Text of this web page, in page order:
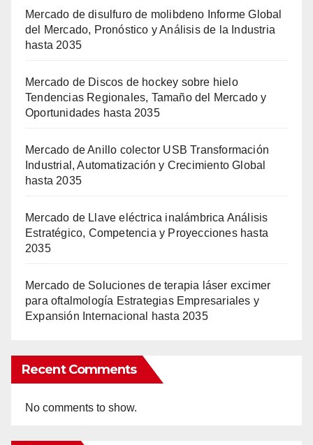
Mercado de disulfuro de molibdeno Informe Global
del Mercado, Pronóstico y Análisis de la Industria
hasta 2035
Mercado de Discos de hockey sobre hielo
Tendencias Regionales, Tamaño del Mercado y
Oportunidades hasta 2035
Mercado de Anillo colector USB Transformación
Industrial, Automatización y Crecimiento Global
hasta 2035
Mercado de Llave eléctrica inalámbrica Análisis
Estratégico, Competencia y Proyecciones hasta
2035
Mercado de Soluciones de terapia láser excimer
para oftalmología Estrategias Empresariales y
Expansión Internacional hasta 2035
Recent Comments
No comments to show.